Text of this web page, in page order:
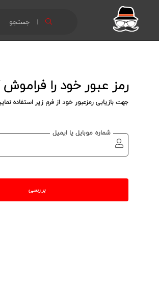
جستجو
رمز عبور خود را فراموش
جهت بازیابی رمزعبور خود از فرم زیر استفاده
شماره موبایل یا ایمیل
بررسی